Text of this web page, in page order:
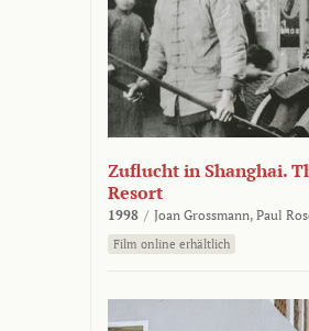
Zuflucht in Shanghai.
Resort
1998 / Joan Grossmann, Paul
Film online erhältlich